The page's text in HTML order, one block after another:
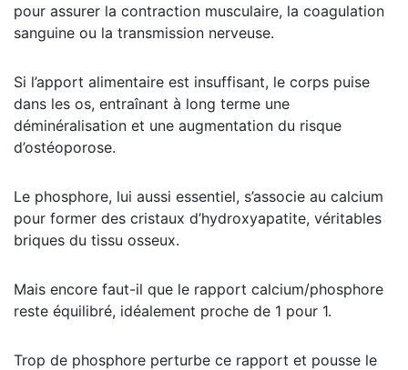
pour assurer la contraction musculaire, la coagulation
sanguine ou la transmission nerveuse.
Si l’apport alimentaire est insuffisant, le corps puise
dans les os, entraînant à long terme une
déminéralisation et une augmentation du risque
d’ostéoporose.
Le phosphore, lui aussi essentiel, s’associe au calcium
pour former des cristaux d’hydroxyapatite, véritables
briques du tissu osseux.
Mais encore faut-il que le rapport calcium/phosphore
reste équilibré, idéalement proche de 1 pour 1.
Trop de phosphore perturbe ce rapport et pousse le